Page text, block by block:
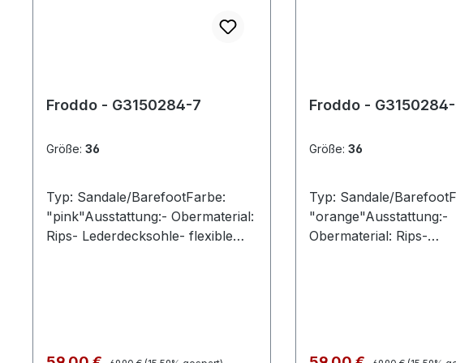
Froddo - G3150284-7
Größe: 36
Typ: Sandale/BarefootFarbe:
"pink"Ausstattung:- Obermaterial:
Rips- Lederdecksohle- flexible
Regulärer Preis:
Froddo -
Größe: 36
Typ: Sandale/
"orange"Ausstattung:-
Obermaterial: Rips-
Regulärer Preis: